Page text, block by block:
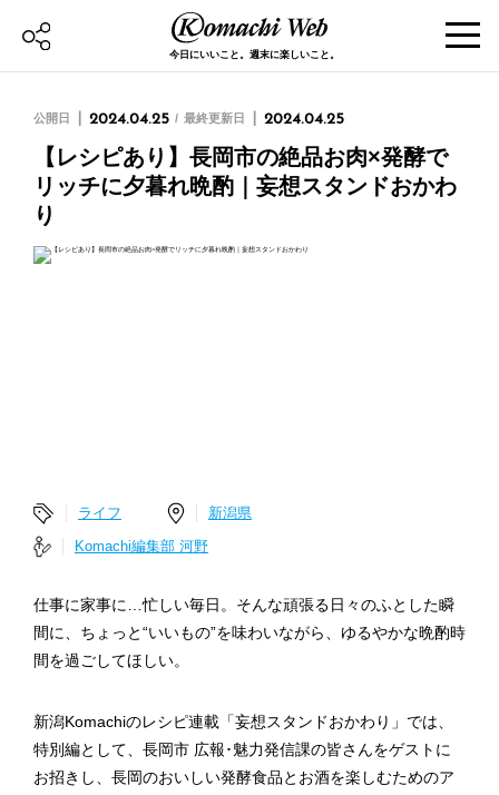
今日にいいこと。週末に楽しいこと。
公開日 2024.04.25 最終更新日 2024.04.25
【レシピあり】長岡市の絶品お肉×発酵で
リッチに夕暮れ晩酌｜妄想スタンドおかわ
り
ライフ
新潟県
Komachi編集部 河野
仕事に家事に…忙しい毎日。そんな頑張る日々のふとした瞬
間に、ちょっと“いいもの”を味わいながら、ゆるやかな晩酌時
間を過ごしてほしい。
新潟Komachiのレシピ連載「妄想スタンドおかわり」では、
特別編として、長岡市 広報･魅力発信課の皆さんをゲストに
お招きし、長岡のおいしい発酵食品とお酒を楽しむためのア